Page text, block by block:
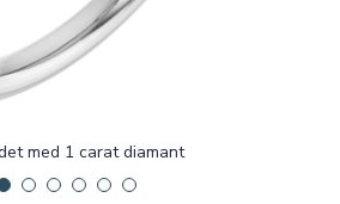
med 1 carat diamant